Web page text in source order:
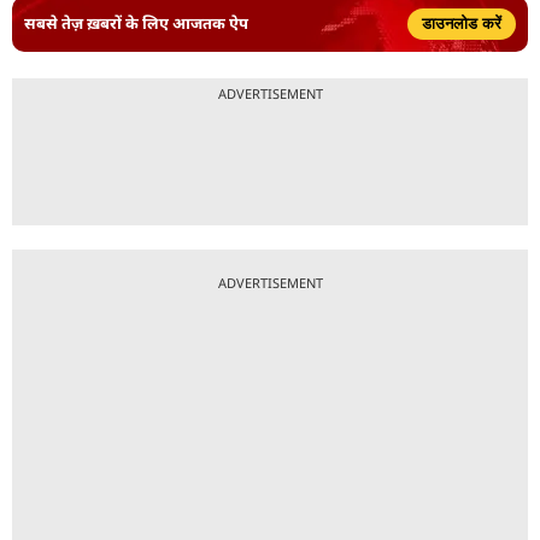
सबसे तेज़ ख़बरों के लिए आजतक ऐप डाउनलोड करें
ADVERTISEMENT
ADVERTISEMENT